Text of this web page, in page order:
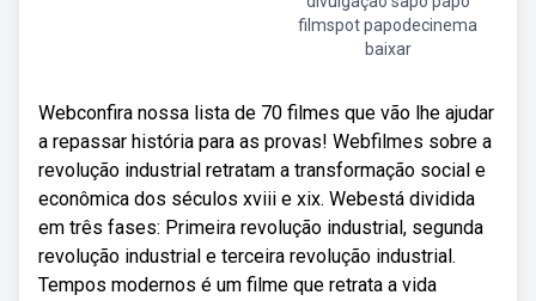
filmspot papodecinema
baixar
Webconfira nossa lista de 70 filmes que vão lhe ajudar
a repassar história para as provas! Webfilmes sobre a
revolução industrial retratam a transformação social e
econômica dos séculos xviii e xix. Webestá dividida
em três fases: Primeira revolução industrial, segunda
revolução industrial e terceira revolução industrial.
Tempos modernos é um filme que retrata a vida